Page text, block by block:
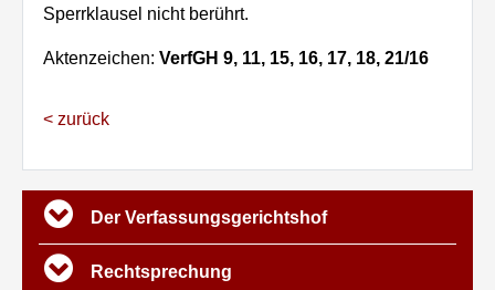
Sperrklausel nicht berührt.
Aktenzeichen: VerfGH 9, 11, 15, 16, 17, 18, 21/16
< zurück
Übersicht
Der Verfassungs­gerichtshof
Rechtsprechung